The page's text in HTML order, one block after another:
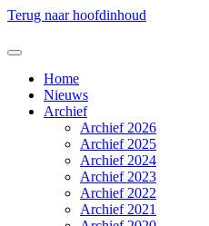
Terug naar hoofdinhoud
Home
Nieuws
Archief
Archief 2026
Archief 2025
Archief 2024
Archief 2023
Archief 2022
Archief 2021